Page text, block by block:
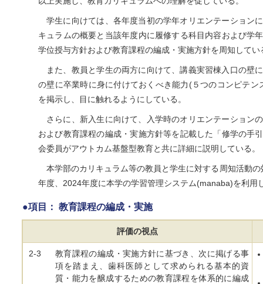
学生に向けては、各年度当初の学年オリエンテーション
キュラムの概要と当該年度内に履修する科目内容および学
学位授与方針および教育課程の編成・実施方針を周知してい
また、教員と学生の両方に向けて、講義実習棟入口の壁
の壁に卒業時に身に付けておくべき能力(５つのコンピテ
を掲示し、目に触れるようにしている。
さらに、新入生に向けて、入学時のオリエンテーション
および教育課程の編成・実施方針等を記載した「修学の手
会委員がアウトカム基盤型教育と共に詳細に説明している。
本学部のカリキュラム等の教員と学生に対する周知活動
年度、2024年度に本学の学習管理システム(manaba)を利用
●項目： 教育課程の編成・実施
評価の視点
2-3
教育課程の編成・実施方針に基づき、次に掲げる事
項を踏まえ、歯科医師として求められる基本的資
質・能力を醸成するための教育課程を体系的に編成